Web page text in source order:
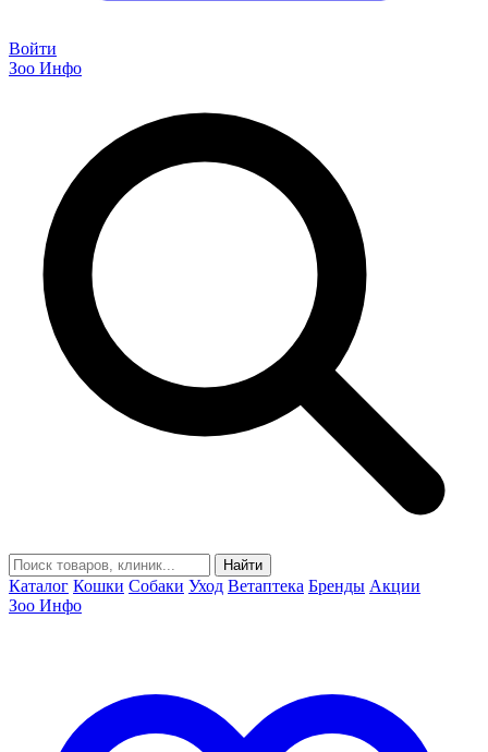
Войти
Зоо Инфо
Найти
Каталог Кошки Собаки Уход Ветаптека Бренды Акции
Зоо Инфо